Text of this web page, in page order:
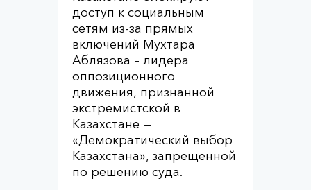
доступ к социальным
сетям из-за прямых
включений Мухтара
Аблязова – лидера
оппозиционного
движения, признанной
экстремистской в
Казахстане —
«Демократический выбор
Казахстана», запрещенной
по решению суда.